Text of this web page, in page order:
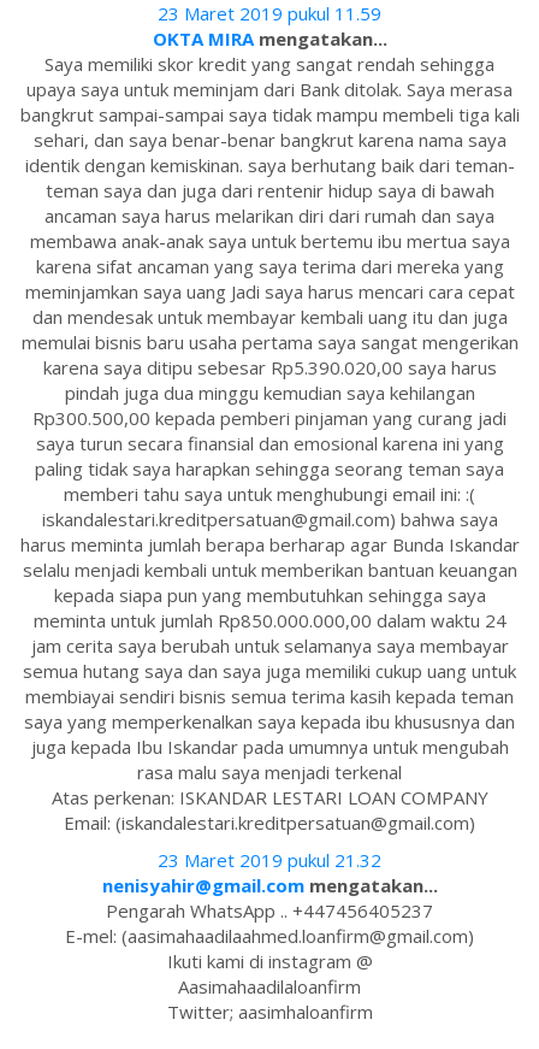
23 Maret 2019 pukul 11.59
OKTA MIRAmengatakan...
Saya memiliki skor kredit yang sangat rendah sehingga
upaya saya untuk meminjam dari Bank ditolak. Saya merasa
bangkrut sampai-sampai saya tidak mampu membeli tiga kali
sehari, dan saya benar-benar bangkrut karena nama saya
identik dengan kemiskinan. saya berhutang baik dari teman-
teman saya dan juga dari rentenir hidup saya di bawah
ancaman saya harus melarikan diri dari rumah dan saya
membawa anak-anak saya untuk bertemu ibu mertua saya
karena sifat ancaman yang saya terima dari mereka yang
meminjamkan saya uang Jadi saya harus mencari cara cepat
dan mendesak untuk membayar kembali uang itu dan juga
memulai bisnis baru usaha pertama saya sangat mengerikan
karena saya ditipu sebesar Rp5.390.020,00 saya harus
pindah juga dua minggu kemudian saya kehilangan
Rp300.500,00 kepada pemberi pinjaman yang curang jadi
saya turun secara finansial dan emosional karena ini yang
paling tidak saya harapkan sehingga seorang teman saya
memberi tahu saya untuk menghubungi email ini: :(
iskandalestari.kreditpersatuan@gmail.com) bahwa saya
harus meminta jumlah berapa berharap agar Bunda Iskandar
selalu menjadi kembali untuk memberikan bantuan keuangan
kepada siapa pun yang membutuhkan sehingga saya
meminta untuk jumlah Rp850.000.000,00 dalam waktu 24
jam cerita saya berubah untuk selamanya saya membayar
semua hutang saya dan saya juga memiliki cukup uang untuk
membiayai sendiri bisnis semua terima kasih kepada teman
saya yang memperkenalkan saya kepada ibu khususnya dan
juga kepada Ibu Iskandar pada umumnya untuk mengubah
rasa malu saya menjadi terkenal
Atas perkenan: ISKANDAR LESTARI LOAN COMPANY
Email: (iskandalestari.kreditpersatuan@gmail.com)
23 Maret 2019 pukul 21.32
nenisyahir@gmail.commengatakan...
Pengarah WhatsApp .. +447456405237
E-mel: (aasimahaadilaahmed.loanfirm@gmail.com)
Ikuti kami di instagram @
Aasimahaadilaloanfirm
Twitter; aasimhaloanfirm